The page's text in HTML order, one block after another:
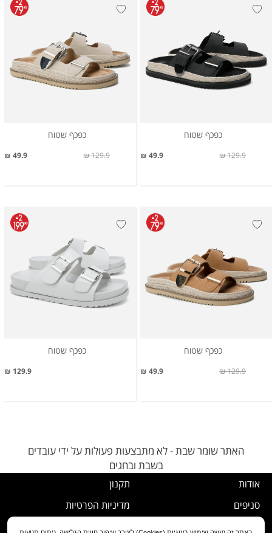
כפכף שטוח
49.9 ₪ 129.9 ₪
כפכף שטוח
49.9 ₪ 129.9 ₪
כפכף שטוח
49.9 ₪ 129.9 ₪
כפכף שטוח
129.9 ₪
האתר שומר שבת - לא מתבצעות פעולות על ידי עובדים
בשבת ובחגים
אודות
סניפים
תקנון
מדיניות הפרטיות
נוהל ביטול עסקה